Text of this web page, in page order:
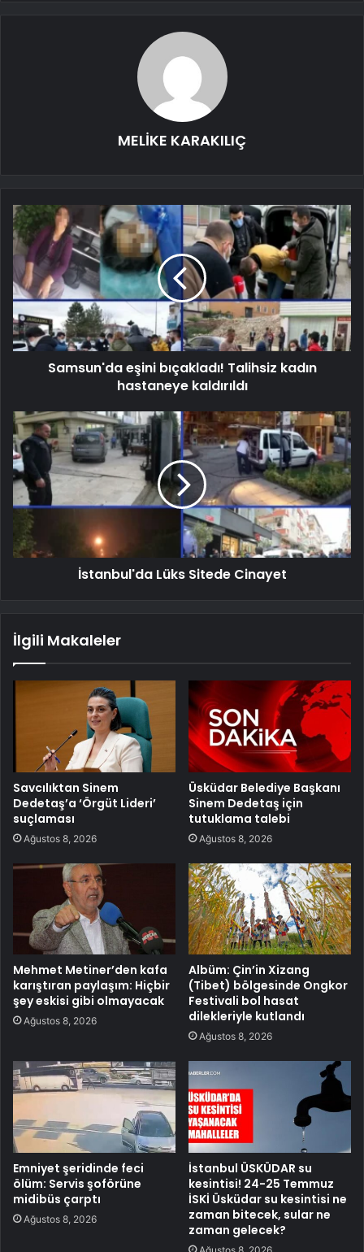
MELİKE KARAKILIÇ
Samsun'da eşini bıçakladı! Talihsiz kadın
hastaneye kaldırıldı
İstanbul'da Lüks Sitede Cinayet
İlgili Makaleler
Savcılıktan Sinem
Dedetaş’a ‘Örgüt Lideri’
suçlaması
Ağustos 8, 2026
Üsküdar Belediye Başkanı
Sinem Dedetaş için
tutuklama talebi
Ağustos 8, 2026
Mehmet Metiner’den kafa
karıştıran paylaşım: Hiçbir
şey eskisi gibi olmayacak
Ağustos 8, 2026
Albüm: Çin’in Xizang
(Tibet) bölgesinde Ongkor
Festivali bol hasat
dilekleriyle kutlandı
Ağustos 8, 2026
Emniyet şeridinde feci
ölüm: Servis şoförüne
midibüs çarptı
Ağustos 8, 2026
İstanbul ÜSKÜDAR su
kesintisi! 24-25 Temmuz
İSKİ Üsküdar su kesintisi ne
zaman bitecek, sular ne
zaman gelecek?